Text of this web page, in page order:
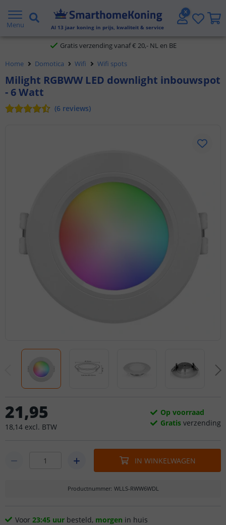
Menu Al 13 jaar koning in prijs, kwaliteit & service
2 jaar garantie
Gratis verzending vanaf € 20,- NL en BE
Klantbeoordeling 9.1
Home Domotica Wifi Wifi spots
Milight RGBWW LED downlight inbouwspot
- 6 Watt
(6 reviews)
21,95
18,14 excl. BTW
Op voorraad
Gratis verzending
IN WINKELWAGEN
Productnummer: WLLS-RWW6WDL
Voor 23:45 uur besteld, morgen in huis